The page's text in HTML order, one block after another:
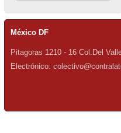
México DF
Pitagoras 1210 - 16 Col.Del
Electrónico: